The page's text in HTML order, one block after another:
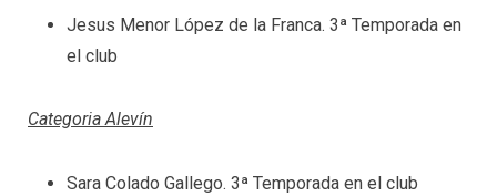
Jesus Menor López de la Franca. 3ª Temporada en
el club
Categoria Alevín
Sara Colado Gallego. 3ª Temporada en el club